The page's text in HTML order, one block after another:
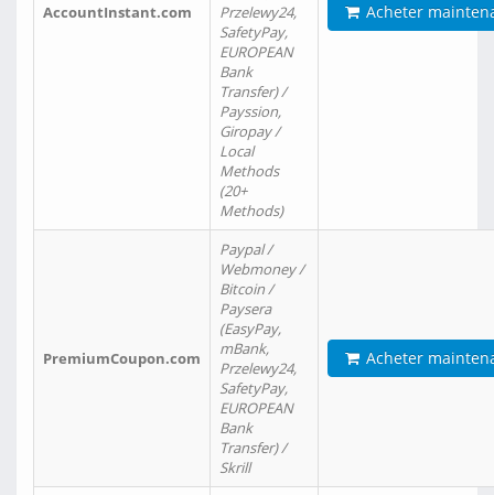
AccountInstant.com
Przelewy24,
SafetyPay,
EUROPEAN
Bank
Transfer) /
Payssion,
Giropay /
Local
Methods
(20+
Methods)
Acheter
PremiumCoupon.com
Paypal /
Webmoney /
Bitcoin /
Paysera
(EasyPay,
mBank,
Przelewy24,
SafetyPay,
EUROPEAN
Bank
Transfer) /
Skrill
Acheter